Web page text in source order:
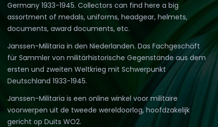
Germany 1933-1945. Collectors can find here a big
assortment of medals, uniforms, headgear, helmets,
documents, award documents, etc.
Janssen-Militaria in den Niederlanden. Das Fachgeschäft
für Sammler von militärhistorische Gegenstände aus dem
ersten und zweiten Weltkrieg mit Schwerpunkt
Deutschland 1933-1945.
Janssen-Militaria is een online winkel voor militaire
voorwerpen uit de tweede wereldoorlog, hoofdzakelijk
gericht op Duits WO2.